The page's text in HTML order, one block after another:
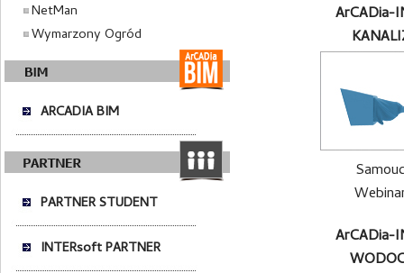
NetMan
Wymarzony Ogród
ARCADIA BIM
PARTNER STUDENT
INTERsoft PARTNER
ArCADia-
ArCADia-